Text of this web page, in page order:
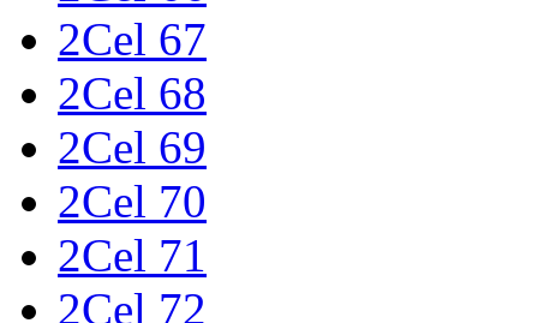
2Cel 67
2Cel 68
2Cel 69
2Cel 70
2Cel 71
2Cel 72